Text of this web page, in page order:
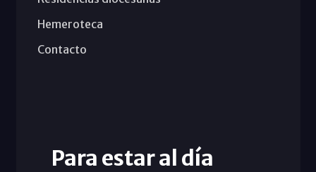
Hemeroteca
Contacto
Para estar al día